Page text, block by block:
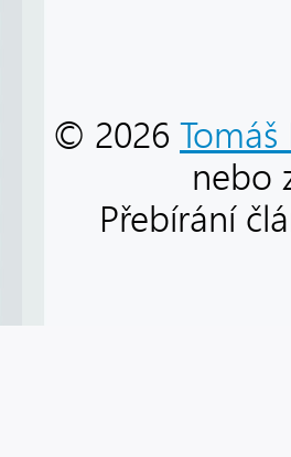
© 2026 Tomáš
nebo
Přebírání